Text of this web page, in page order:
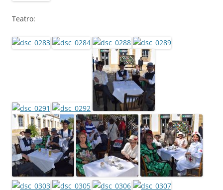
Teatro: